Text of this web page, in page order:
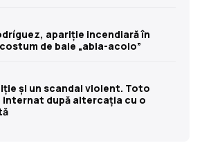
apariție incendiară în
de baie „abia-acolo”
și un scandal violent. Toto
internat după altercația cu o